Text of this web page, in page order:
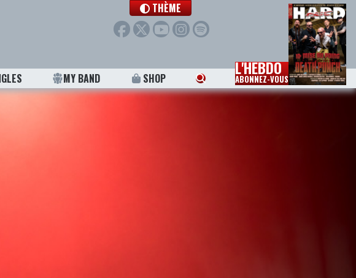
THÈME
MY BAND SHOP L'HEBDO
ABONNEZ-VOUS